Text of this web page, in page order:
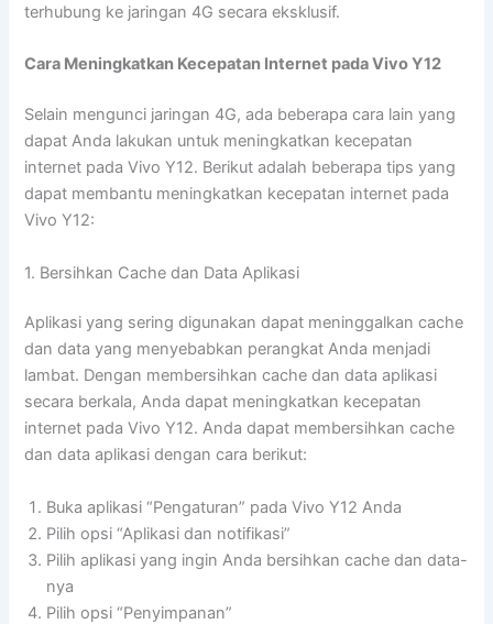
terhubung ke jaringan 4G secara eksklusif.
Cara Meningkatkan Kecepatan Internet pada Vivo Y12
Selain mengunci jaringan 4G, ada beberapa cara lain yang
dapat Anda lakukan untuk meningkatkan kecepatan
internet pada Vivo Y12. Berikut adalah beberapa tips yang
dapat membantu meningkatkan kecepatan internet pada
Vivo Y12:
1. Bersihkan Cache dan Data Aplikasi
Aplikasi yang sering digunakan dapat meninggalkan cache
dan data yang menyebabkan perangkat Anda menjadi
lambat. Dengan membersihkan cache dan data aplikasi
secara berkala, Anda dapat meningkatkan kecepatan
internet pada Vivo Y12. Anda dapat membersihkan cache
dan data aplikasi dengan cara berikut:
Buka aplikasi “Pengaturan” pada Vivo Y12 Anda
Pilih opsi “Aplikasi dan notifikasi”
Pilih aplikasi yang ingin Anda bersihkan cache dan data-
nya
Pilih opsi “Penyimpanan”